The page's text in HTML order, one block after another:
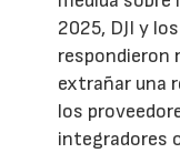
2025, DJI y
respondieron
extrañar una
los
integradores